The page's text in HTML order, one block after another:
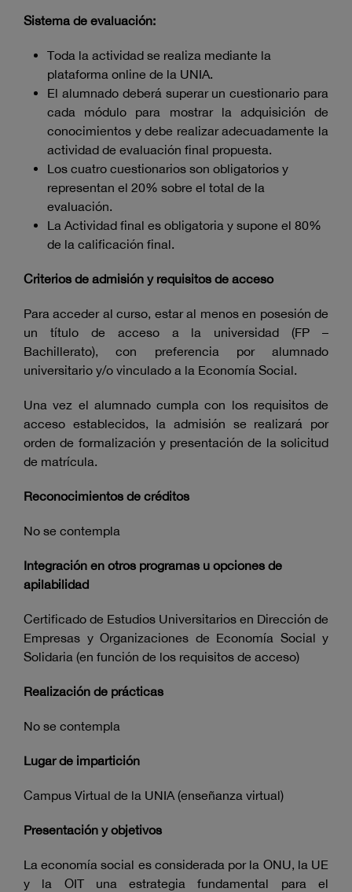
Sistema de evaluación:
Toda la actividad se realiza mediante la
plataforma online de la UNIA.
El alumnado deberá superar un cuestionario para
cada módulo para mostrar la adquisición de
conocimientos y debe realizar adecuadamente la
actividad de evaluación final propuesta.
Los cuatro cuestionarios son obligatorios y
representan el 20% sobre el total de la
evaluación.
La Actividad final es obligatoria y supone el 80%
de la calificación final.
Criterios de admisión y requisitos de acceso
Para acceder al curso, estar al menos en posesión de
un título de acceso a la universidad (FP –
Bachillerato), con preferencia por alumnado
universitario y/o vinculado a la Economía Social.
Una vez el alumnado cumpla con los requisitos de
acceso establecidos, la admisión se realizará por
orden de formalización y presentación de la solicitud
de matrícula.
Reconocimientos de créditos
No se contempla
Integración en otros programas u opciones de
apilabilidad
Certificado de Estudios Universitarios en Dirección de
Empresas y Organizaciones de Economía Social y
Solidaria (en función de los requisitos de acceso)
Realización de prácticas
No se contempla
Lugar de impartición
Campus Virtual de la UNIA (enseñanza virtual)
Presentación y objetivos
La economía social es considerada por la ONU, la UE
y la OIT una estrategia fundamental para el